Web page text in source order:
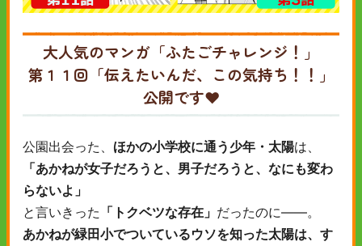
大人気のマンガ「ふたごチャレンジ！」
第１１回「伝えたいんだ、この気持ち！！」
公開です❤
公園出会った、 ほかの小学校に通う少年・太陽は、
「あかねが女子だろうと、男子だろうと、なにも変わ
らないよ」
と言いきった 「トクベツな存在」 だったのに――。
あかねが緑田小でついているウソを知った太陽は、す